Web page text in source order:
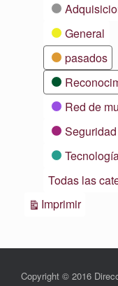
General
pasados
Red de
Todas las
ImprimirVistas
Copyright © 2016